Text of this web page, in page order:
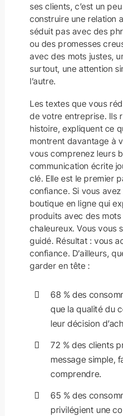
ses clients, c’est un
construire une relation
séduit pas avec des
ou des promesses
avec des mots justes,
surtout, une attention
l’autre.
Les textes que vous
de votre entreprise. Ils
histoire, expliquent ce
montrent davantage à
vous comprenez leurs
communication écrite
clé. Elle est le premier
confiance. Si vous
boutique en ligne qui
produits avec des
chaleureux. Vous vous
guidé. Résultat : vous
confiance. D’ailleurs,
garder en tête :
68 % des
que la qualité du
leur décision
72 % des clients
message simple,
comprendre.
65 % des
privilégient une